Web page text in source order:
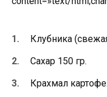
Клубника
Сахар 150 гр.
Крахмал